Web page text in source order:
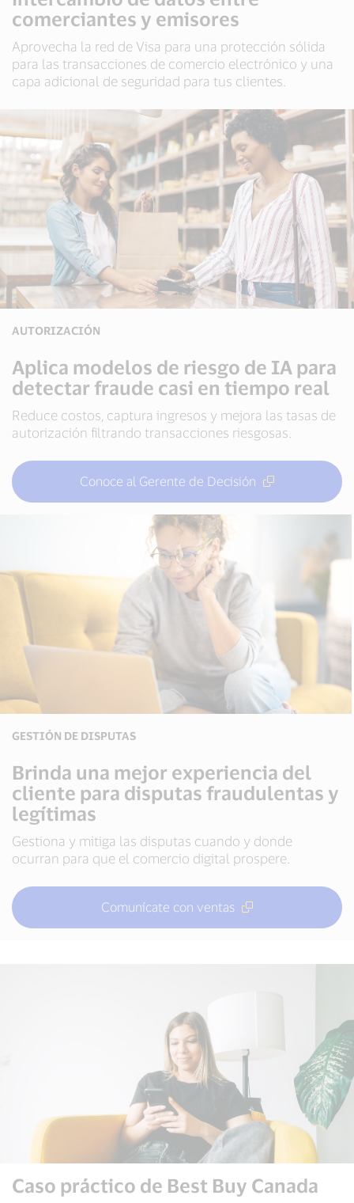
comerciantes y emisores
Aprovecha la red de Visa para una protección sólida
para las transacciones de comercio electrónico y una
capa adicional de seguridad para tus clientes.
AUTORIZACIÓN
Aplica modelos de riesgo de IA para
detectar fraude casi en tiempo real
Reduce costos, captura ingresos y mejora las tasas de
autorización filtrando transacciones riesgosas.
Conoce al Gerente de Decisión
GESTIÓN DE DISPUTAS
Brinda una mejor experiencia del
cliente para disputas fraudulentas y
legítimas
Gestiona y mitiga las disputas cuando y donde
ocurran para que el comercio digital prospere.
Comunícate con ventas
Caso práctico de Best Buy Canada